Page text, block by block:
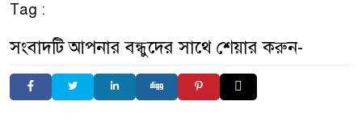
Tag :
সংবাদটি আপনার বন্ধুদের সাথে শেয়ার করুন-